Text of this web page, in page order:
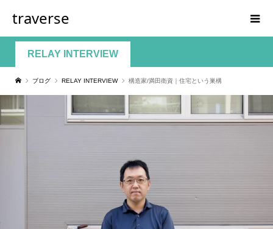
traverse
RELAY INTERVIEW
ブログ RELAY INTERVIEW 構造家/満田衛資｜住宅という巣構